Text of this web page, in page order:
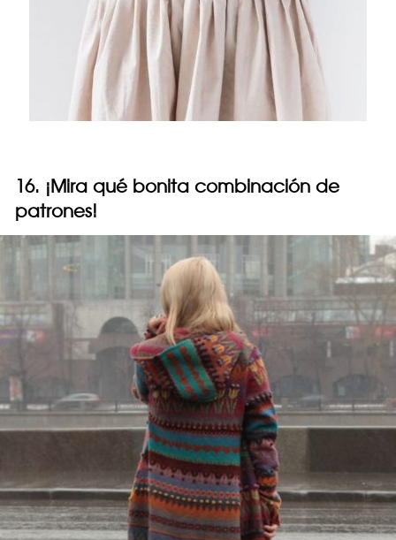
16. ¡Mira qué bonita combinación de
patrones!